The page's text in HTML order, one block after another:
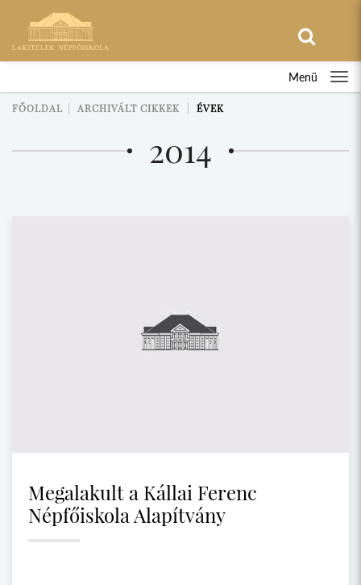
Menü
FŐOLDAL ARCHIVÁLT CIKKEK ÉVEK
2014
Megalakult a Kállai Ferenc
Népfőiskola Alapítvány